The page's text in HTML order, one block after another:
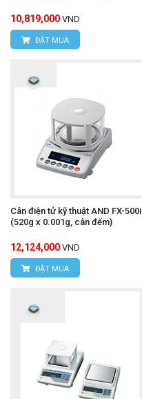
10,819,000 VND
ĐẶT MUA
Cân điện tử kỹ thuật AND FX-500i
(520g x 0.001g, cân đếm)
12,124,000 VND
ĐẶT MUA